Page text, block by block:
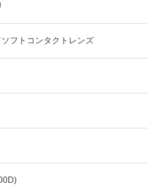
フトコンタクトレンズ